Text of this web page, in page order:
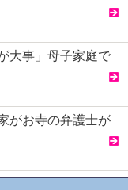
大事」母子家庭で
がお寺の弁護士が